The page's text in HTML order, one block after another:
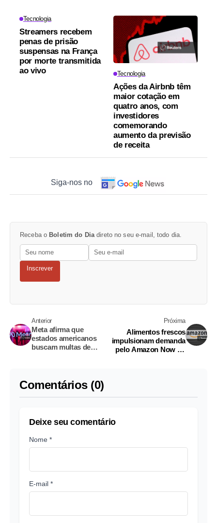
Tecnologia
Streamers recebem
penas de prisão
suspensas na França
por morte transmitida
ao vivo
Tecnologia
Ações da Airbnb têm
maior cotação em
quatro anos, com
investidores
comemorando
aumento da previsão
de receita
Siga-nos no
Receba o Boletim do Diadireto no seu e-mail, todo dia.
Inscrever
Anterior
Meta afirma que
estados americanos
buscam multas de
Próxima
Alimentos frescos
impulsionam demanda
pelo Amazon Now no
Comentários (0)
Deixe seu comentário
Nome *
E-mail *